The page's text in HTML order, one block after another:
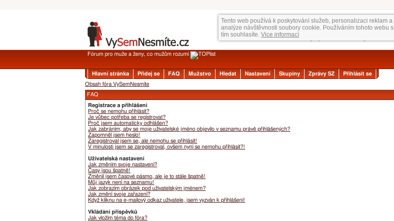
Tento web používá k poskytování služeb, personalizaci reklam a
analýze návštěvnosti soubory cookie. Používáním tohoto webu s
tím souhlasíte. Vice informací
Fórum pro muže a ženy, co mužům rozumí
Hlavní stránka Přidej se FAQ Mužstvo Hledat Nastavení Skupiny Zprávy SZ
Přihlásit se
Obsah fóra VySemNesmíte
FAQ
Registrace a přihlášení
Proč se nemohu přihlásit?
Je vůbec potřeba se registrovat?
Proč jsem automaticky odhlášen?
Jak zabráním, aby se moje uživatelské jméno objevilo v seznamu právě přihlášených?
Zapomněl jsem heslo!
Zaregistroval jsem se, ale nemohu se přihlásit!
V minulosti jsem se zaregistroval, ovšem nyní se nemohu přihlásit?!
Uživatelská nastavení
Jak změním svoje nastavení?
Časy jsou špatně!
Změnil jsem časové pásmo, ale je to stále špatně!
Můj jazyk není na seznamu!
Jak zobrazím obrázek pod uživatelským jménem?
Jak změní svoje zařazení?
Když kliknu na e-mailový odkaz uživatele, jsem vyzván k přihlášení!
Vkládání příspěvků
Jak vložím téma do fóra?